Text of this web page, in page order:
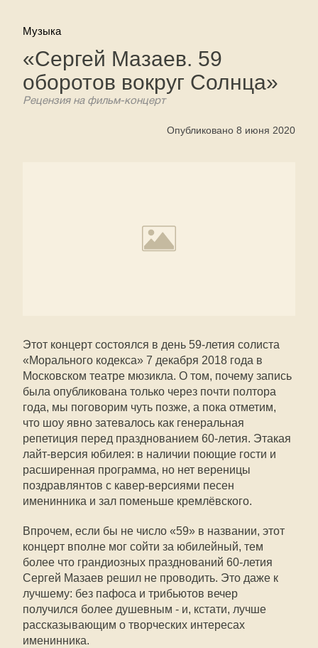
Музыка
«Сергей Мазаев. 59
оборотов вокруг Солнца»
Рецензия на фильм-концерт
Опубликовано 8 июня 2020
Этот концерт состоялся в день 59-летия солиста
«Морального кодекса» 7 декабря 2018 года в
Московском театре мюзикла. О том, почему запись
была опубликована только через почти полтора
года, мы поговорим чуть позже, а пока отметим,
что шоу явно затевалось как генеральная
репетиция перед празднованием 60-летия. Этакая
лайт-версия юбилея: в наличии поющие гости и
расширенная программа, но нет вереницы
поздравлянтов с кавер-версиями песен
именинника и зал поменьше кремлёвского.
Впрочем, если бы не число «59» в названии, этот
концерт вполне мог сойти за юбилейный, тем
более что грандиозных празднований 60-летия
Сергей Мазаев решил не проводить. Это даже к
лучшему: без пафоса и трибьютов вечер
получился более душевным - и, кстати, лучше
рассказывающим о творческих интересах
именинника.